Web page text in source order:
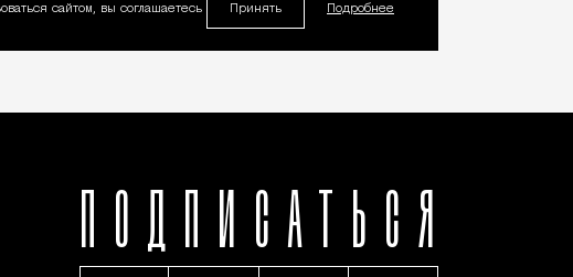
сайтом, вы соглашаетесь
Принять Подробнее
ПОДПИСАТЬСЯ